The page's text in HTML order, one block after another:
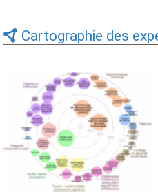
Cartographie des
Expertises du GdR -
cartographie par Axes -
19/09/2025